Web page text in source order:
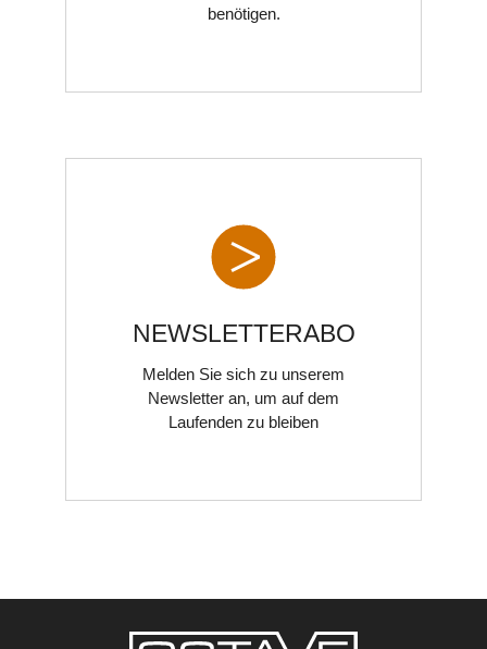
AUSGANGSMODULE
benötigen.
NEWSLETTERABO
Melden Sie sich zu unserem
Newsletter an, um auf dem
Laufenden zu bleiben